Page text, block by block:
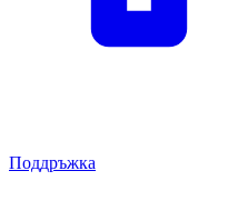
Поддръжка